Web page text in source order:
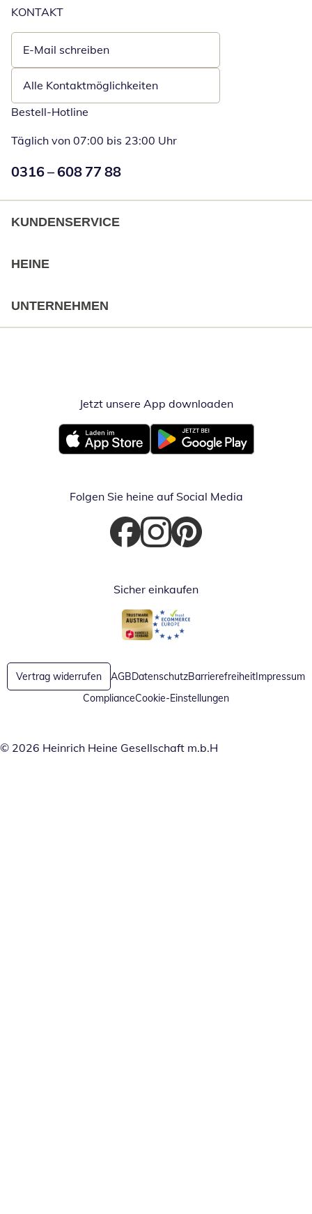
KONTAKT
E-Mail schreiben
Öffnet E-Mail-Client
Alle Kontaktmöglichkeiten
Bestell-Hotline
Täglich von 07:00 bis 23:00 Uhr
Numéro de téléphone:
0316 – 608 77 88
KUNDENSERVICE
HEINE
UNTERNEHMEN
Jetzt unsere App downloadenÖffnet in
Öffnet in neuem FensterÖffnet in neuem Fenster
Folgen Sie heine auf Social Media
Öffnet in neuem Fenster
Öffnet in neuem Fenster
Öffnet in neuem Fenster
Sicher einkaufen
Öffnet in neuem Fenster
Öffnet in neuem Fenster
Vertrag widerrufen AGBDatenschutzBarrierefreiheitImpressum
ComplianceCookie-Einstellungen
© 2026 Heinrich Heine Gesellschaft m.b.H